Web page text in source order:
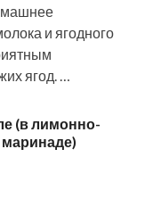
и ягодного
ягод. …
(в лимонно-